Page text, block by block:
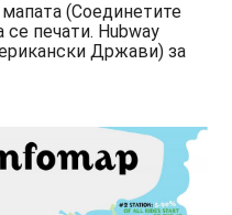
мапата (Соединетите
печати. Hubway
Држави) за